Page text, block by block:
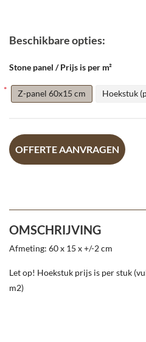
Beschikbare opties:
Stone panel / Prijs is per m²
Z-panel 60x15 cm Hoekstuk
OFFERTE AANVRAGEN
OMSCHRIJVING
Afmeting: 60 x 15 x +/-2 cm
Let op! Hoekstuk prijs is per stuk
m2)